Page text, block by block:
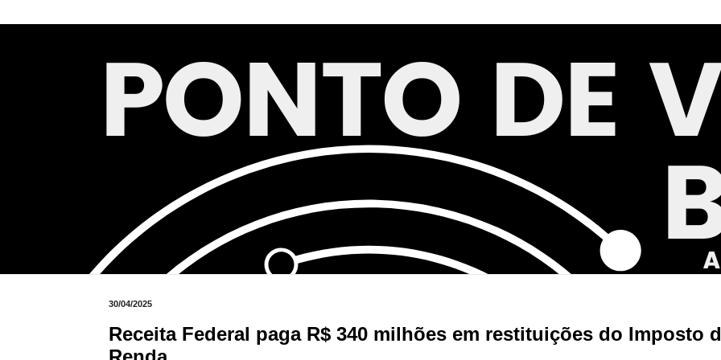
30/04/2025
Receita Federal paga R$ 340 milhões em restituições do Imposto